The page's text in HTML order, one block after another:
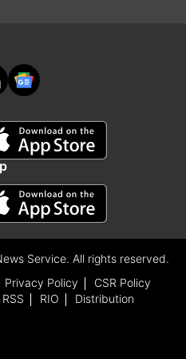
के दाम
इंडियन ऑयल (IOC) के
लिखकर 9224992249
के उपभोक्ता HPPRICE
नंबर पर भेज सकते
RSP<डीलर कोड>
Service. All rights reserved.
Privacy Policy
CSR Policy
RSS RIO Distribution